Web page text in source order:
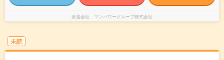
派遣会社 マンパワーグループ株式会社
未読